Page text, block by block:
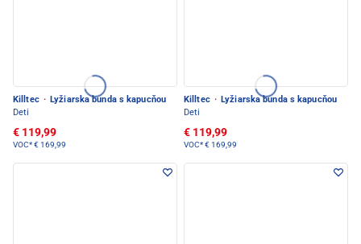
Killtec · Lyžiarska bunda s kapucňou
Deti
€ 119,99
VOC*€ 169,99
Killtec · Lyžiarska bunda s kapucňou
Deti
€ 119,99
VOC*€ 169,99